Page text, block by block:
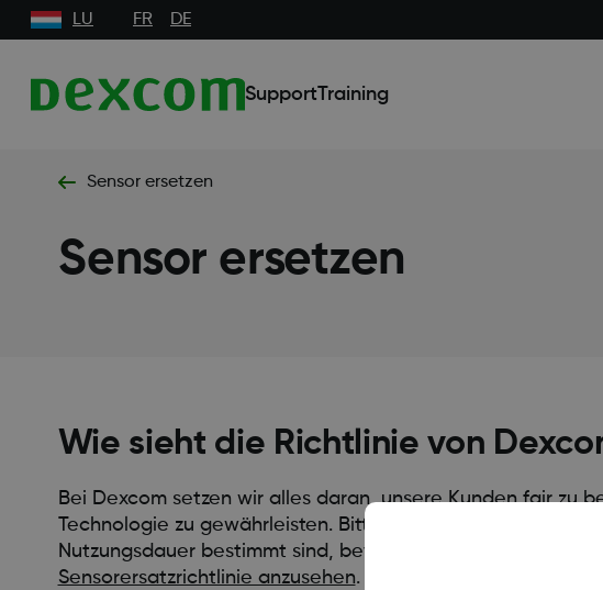
LU FR DE
SupportTraining
Sensor ersetzen
Sensor ersetzen
Wie sieht die Richtlinie von
Bei Dexcom setzen wir alles daran, unsere Kunden fair zu
Technologie zu gewährleisten. Bitte beachten Sie, dass
Nutzungsdauer bestimmt sind, bevor sie entsorgt werden.
Sensorersatzrichtlinie anzusehen.